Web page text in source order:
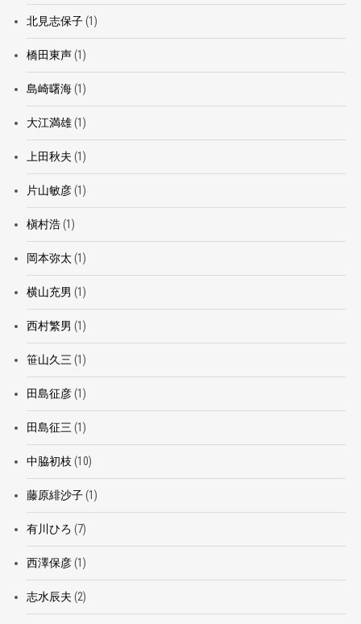
北見志保子(1)
橋田東声(1)
島崎曙海(1)
大江満雄(1)
上田秋夫 (1)
片山敏彦(1)
槇村浩(1)
岡本弥太 (1)
横山充男 (1)
西村繁男 (1)
笹山久三 (1)
田島征彦(1)
田島征三 (1)
中脇初枝 (10)
藤原緋沙子(1)
有川ひろ (7)
西澤保彦(1)
志水辰夫 (2)